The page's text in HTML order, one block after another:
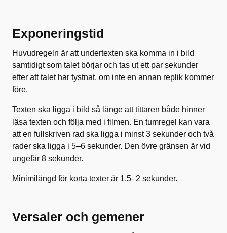
Exponeringstid
Huvudregeln är att undertexten ska komma in i bild
samtidigt som talet börjar och tas ut ett par sekunder
efter att talet har tystnat, om inte en annan replik kommer
före.
Texten ska ligga i bild så länge att tittaren både hinner
läsa texten och följa med i filmen. En tumregel kan vara
att en fullskriven rad ska ligga i minst 3 sekunder och två
rader ska ligga i 5–6 sekunder. Den övre gränsen är vid
ungefär 8 sekunder.
Minimilängd för korta texter är 1,5–2 sekunder.
Versaler och gemener